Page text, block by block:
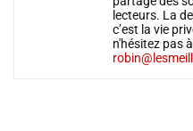
lecteurs. La
c’est la vie
n'hésitez pas